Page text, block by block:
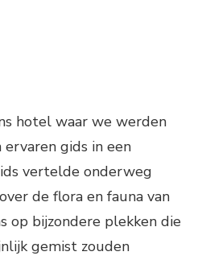
hotel waar we werden
gids in een
vertelde onderweg
de flora en fauna van
op bijzondere plekken die
gemist zouden